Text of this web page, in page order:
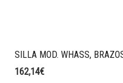
162,14€